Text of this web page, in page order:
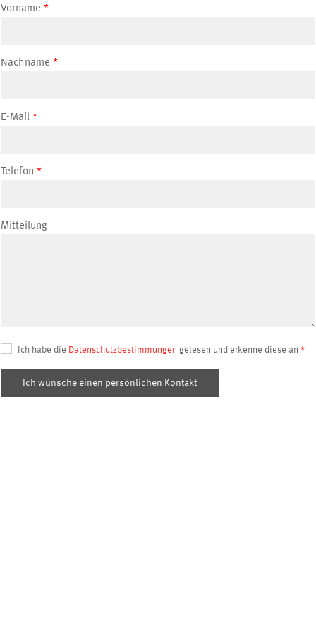
Vorname
Nachname
E-Mail
Telefon
Mitteilung
Ich habe die Datenschutzbestimmungen gelesen und erkenne diese an
Ich wünsche einen persönlichen Kontakt